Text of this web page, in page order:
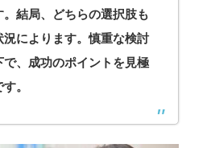
結局、どちらの選択肢も
によります。慎重な検討
で、成功のポイントを見極
。